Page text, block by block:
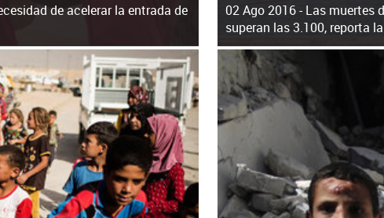
de acelerar la entrada de
02 Ago 2016 -Las muertes
superan las 3.100, reporta